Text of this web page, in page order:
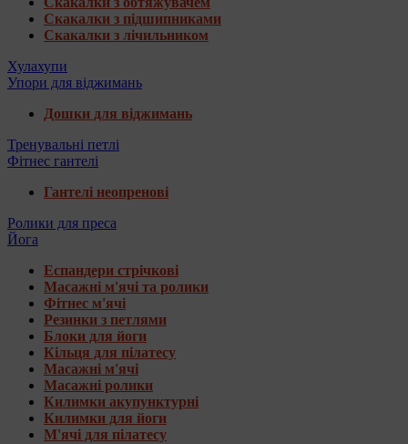
Скакалки з підшипниками
Скакалки з лічильником
Хулахупи
Упори для віджимань
Дошки для віджимань
Тренувальні петлі
Фітнес гантелі
Гантелі неопренові
Ролики для преса
Йога
Еспандери стрічкові
Масажні м'ячі та ролики
Фітнес м'ячі
Резинки з петлями
Блоки для йоги
Кільця для пілатесу
Масажні м'ячі
Масажні ролики
Килимки акупунктурні
Килимки для йоги
М'ячі для пілатесу